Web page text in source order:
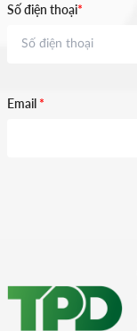
Số điện thoại*
Email *